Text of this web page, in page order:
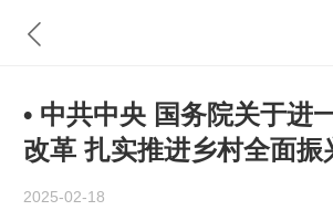
• ​中共中央 国务院关于进
改革 扎实推进乡村全面振
2025-02-18